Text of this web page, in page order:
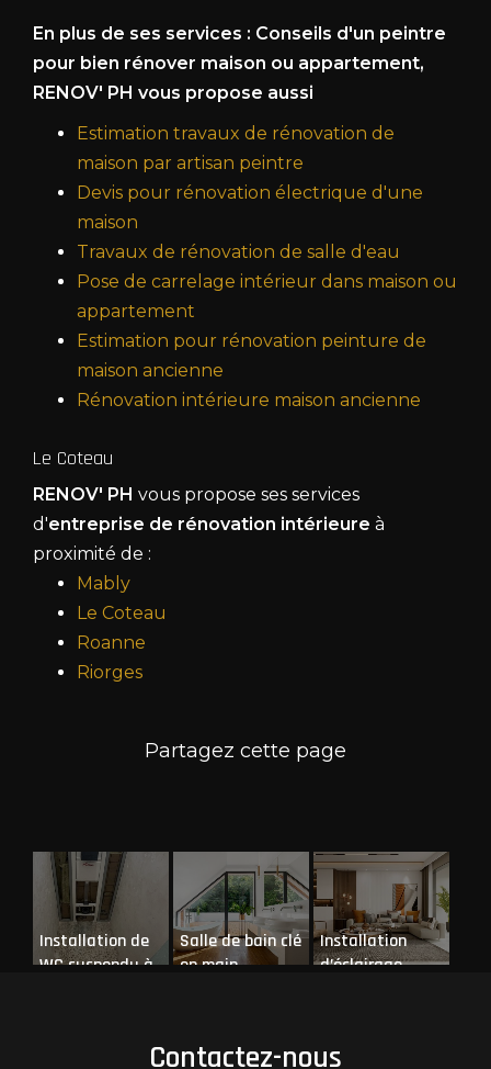
En plus de ses services : Conseils d'un peintre
pour bien rénover maison ou appartement,
RENOV' PH vous propose aussi
Estimation travaux de rénovation de
maison par artisan peintre
Devis pour rénovation électrique d'une
maison
Travaux de rénovation de salle d'eau
Pose de carrelage intérieur dans maison ou
appartement
Estimation pour rénovation peinture de
maison ancienne
Rénovation intérieure maison ancienne
Le Coteau
RENOV' PH vous propose ses services
d'entreprise de rénovation intérieure à
proximité de :
Mably
Le Coteau
Roanne
Riorges
Installation de
WC suspendu à
Salle de bain clé
en main
Installation
d’éclairage
Contactez-nous